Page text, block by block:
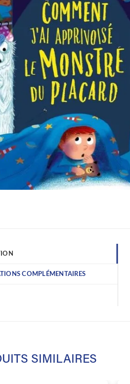
COMPLÉMENTAIRES
SIMILAIRES